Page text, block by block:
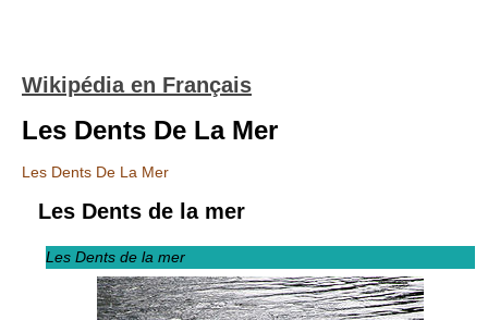
Wikipédia en Français
Les Dents De La Mer
Les Dents De La Mer
Les Dents de la mer
Les Dents de la mer